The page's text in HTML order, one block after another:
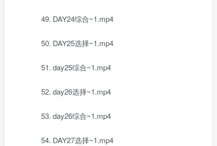
49. DAY24综合~1.mp4
50. DAY25选择~1.mp4
51. day25综合~1.mp4
52. day26选择~1.mp4
53. day26综合~1.mp4
54. DAY27选择~1.mp4